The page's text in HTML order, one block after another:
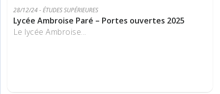
28/12/24 - ÉTUDES SUPÉRIEURES
Lycée Ambroise Paré – Portes ouvertes 2025
Le lycée Ambroise...